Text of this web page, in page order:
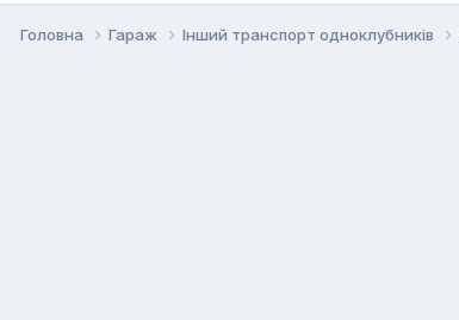
Головна Гараж Інший транспорт одноклубників